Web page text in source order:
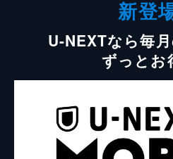
新登
U-NEXTなら毎
ずっとお